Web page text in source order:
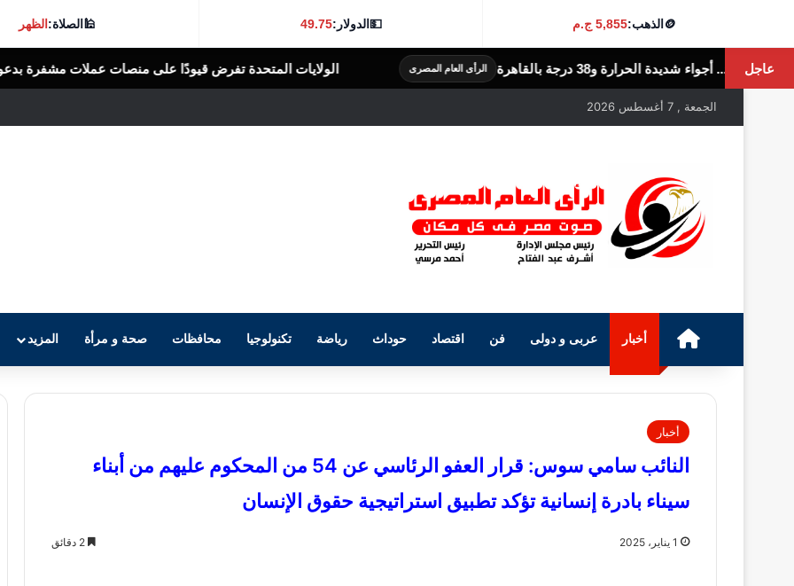
🪙الذهب:5,855 ج.م 💵الدولار:49.75
🕌الصلاة:الظهر
عاجل
درجة بالقاهرة الرأى العام المصرى الولايات المتحدة تفرض قيودًا على منصات عملات مشفرة بدعوى دعم جهات إيرانية
الجمعة , 7 أغسطس 2026
الرئيسيةأخبار عربى و دولى فن اقتصاد حوداث رياضة تكنولوجيا محافظات صحة و مرأة المزيد
أخبار
النائب سامي سوس: قرار العفو الرئاسي عن 54 من المحكوم عليهم من أبناء
سيناء بادرة إنسانية تؤكد تطبيق استراتيجية حقوق الإنسان
1 يناير، 2025